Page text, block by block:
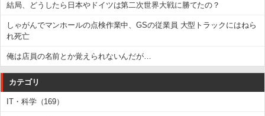
結局、どうしたら日本やドイツは第二次世界大戦に勝てたの？
しゃがんでマンホールの点検作業中、GSの従業員 大型トラックにはねら
れ死亡
俺は店員の名前とか覚えられないんだが…
カテゴリ
IT・科学（169）